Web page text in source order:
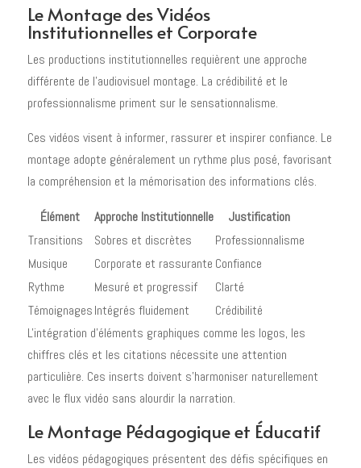
Le Montage des Vidéos
Institutionnelles et Corporate
Les productions institutionnelles requièrent une approche
différente de l'audiovisuel montage. La crédibilité et le
professionnalisme priment sur le sensationnalisme.
Ces vidéos visent à informer, rassurer et inspirer confiance. Le
montage adopte généralement un rythme plus posé, favorisant
la compréhension et la mémorisation des informations clés.
Élément Approche Institutionnelle
Justification
Transitions
Sobres et discrètes
Professionnalisme
Musique
Corporate et rassurante Confiance
Rythme
Mesuré et progressif
Clarté
TémoignagesIntégrés fluidement
Crédibilité
L'intégration d'éléments graphiques comme les logos, les
chiffres clés et les citations nécessite une attention
particulière. Ces inserts doivent s'harmoniser naturellement
avec le flux vidéo sans alourdir la narration.
Le Montage Pédagogique et Éducatif
Les vidéos pédagogiques présentent des défis spécifiques en